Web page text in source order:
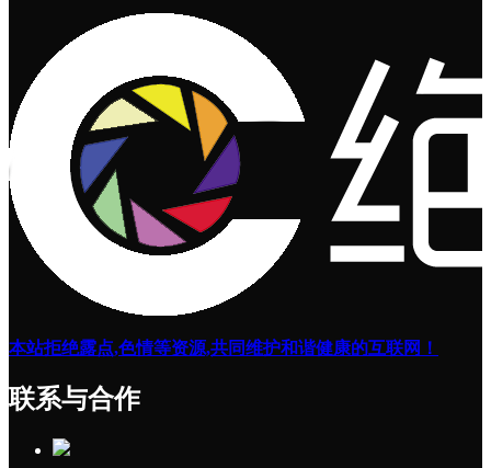
本站拒绝露点,色情等资源,共同维护和谐健康的互联网！
联系与合作